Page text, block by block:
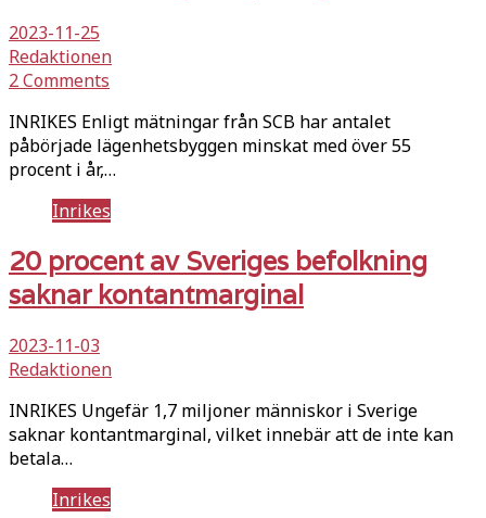
2023-11-25
Redaktionen
2 Comments
INRIKES Enligt mätningar från SCB har antalet
påbörjade lägenhetsbyggen minskat med över 55
procent i år,…
Inrikes
20 procent av Sveriges befolkning
saknar kontantmarginal
2023-11-03
Redaktionen
INRIKES Ungefär 1,7 miljoner människor i Sverige
saknar kontantmarginal, vilket innebär att de inte kan
betala…
Inrikes